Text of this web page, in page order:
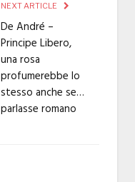
NEXT ARTICLE
De André –
Principe Libero,
una rosa
profumerebbe lo
stesso anche se…
parlasse romano